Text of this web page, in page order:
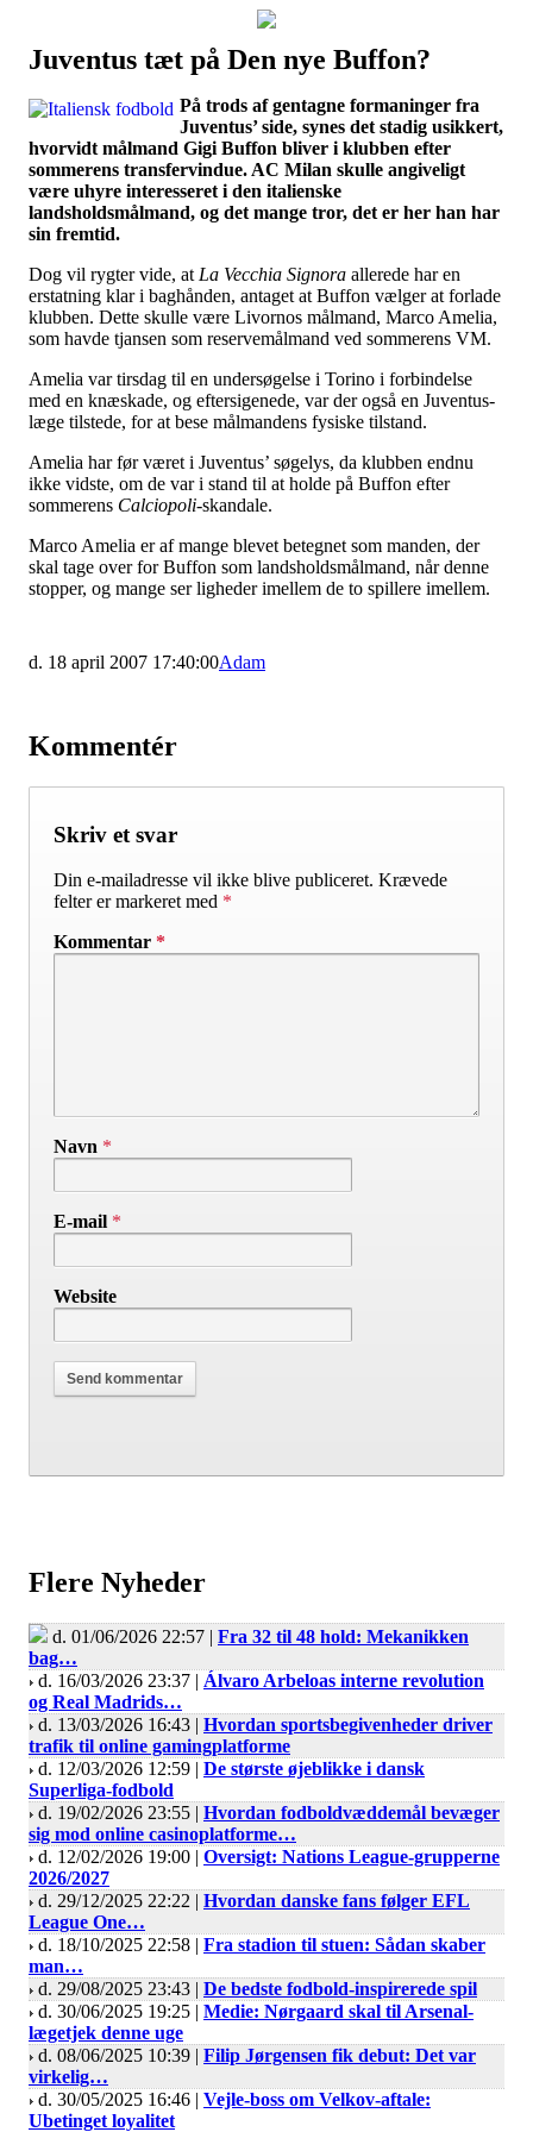
Наши партнеры
лучшие займы
Juventus tæt på Den nye Buffon?
På trods af gentagne formaninger fra
Juventus’ side, synes det stadig usikkert,
hvorvidt målmand Gigi Buffon bliver i klubben efter
sommerens transfervindue. AC Milan skulle angiveligt
være uhyre interesseret i den italienske
landsholdsmålmand, og det mange tror, det er her han har
sin fremtid.
Dog vil rygter vide, at La Vecchia Signora allerede har en
erstatning klar i baghånden, antaget at Buffon vælger at forlade
klubben. Dette skulle være Livornos målmand, Marco Amelia,
som havde tjansen som reservemålmand ved sommerens VM.
Amelia var tirsdag til en undersøgelse i Torino i forbindelse
med en knæskade, og eftersigenede, var der også en Juventus-
læge tilstede, for at bese målmandens fysiske tilstand.
Amelia har før været i Juventus’ søgelys, da klubben endnu
ikke vidste, om de var i stand til at holde på Buffon efter
sommerens Calciopoli-skandale.
Marco Amelia er af mange blevet betegnet som manden, der
skal tage over for Buffon som landsholdsmålmand, når denne
stopper, og mange ser ligheder imellem de to spillere imellem.
d. 18 april 2007 17:40:00Adam
Kommentér
Skriv et svar
Din e-mailadresse vil ikke blive publiceret. Krævede
felter er markeret med *
Kommentar *
Navn *
E-mail *
Website
Flere Nyheder
d. 01/06/2026 22:57 | Fra 32 til 48 hold: Mekanikken
bag…
d. 16/03/2026 23:37 | Álvaro Arbeloas interne revolution
og Real Madrids…
d. 13/03/2026 16:43 | Hvordan sportsbegivenheder driver
trafik til online gamingplatforme
d. 12/03/2026 12:59 | De største øjeblikke i dansk
Superliga-fodbold
d. 19/02/2026 23:55 | Hvordan fodboldvæddemål bevæger
sig mod online casinoplatforme…
d. 12/02/2026 19:00 | Oversigt: Nations League-grupperne
2026/2027
d. 29/12/2025 22:22 | Hvordan danske fans følger EFL
League One…
d. 18/10/2025 22:58 | Fra stadion til stuen: Sådan skaber
man…
d. 29/08/2025 23:43 | De bedste fodbold-inspirerede spil
d. 30/06/2025 19:25 | Medie: Nørgaard skal til Arsenal-
lægetjek denne uge
d. 08/06/2025 10:39 | Filip Jørgensen fik debut: Det var
virkelig…
d. 30/05/2025 16:46 | Vejle-boss om Velkov-aftale:
Ubetinget loyalitet